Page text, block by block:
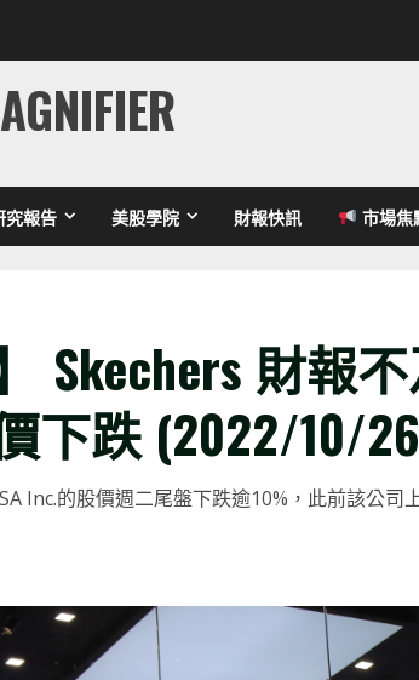
究報告 美股學院 財報快訊 市場焦
Skechers 財報
下跌 (2022/10/
Inc.的股價週二尾盤下跌逾10%，此前該公司